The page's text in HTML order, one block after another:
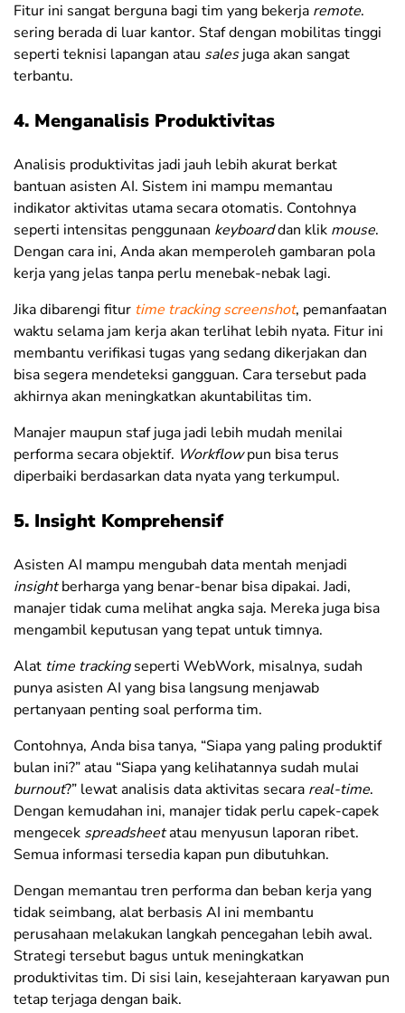
Fitur ini sangat berguna bagi tim yang bekerja remote.
sering berada di luar kantor. Staf dengan mobilitas tinggi
seperti teknisi lapangan atau salesjuga akan sangat
terbantu.
4. Menganalisis Produktivitas
Analisis produktivitas jadi jauh lebih akurat berkat
bantuan asisten AI. Sistem ini mampu memantau
indikator aktivitas utama secara otomatis. Contohnya
seperti intensitas penggunaan keyboarddan klik mouse.
Dengan cara ini, Anda akan memperoleh gambaran pola
kerja yang jelas tanpa perlu menebak-nebak lagi.
Jika dibarengi fitur time tracking screenshot, pemanfaatan
waktu selama jam kerja akan terlihat lebih nyata. Fitur ini
membantu verifikasi tugas yang sedang dikerjakan dan
bisa segera mendeteksi gangguan. Cara tersebut pada
akhirnya akan meningkatkan akuntabilitas tim.
Manajer maupun staf juga jadi lebih mudah menilai
performa secara objektif. Workflowpun bisa terus
diperbaiki berdasarkan data nyata yang terkumpul.
5. Insight Komprehensif
Asisten AI mampu mengubah data mentah menjadi
insightberharga yang benar-benar bisa dipakai. Jadi,
manajer tidak cuma melihat angka saja. Mereka juga bisa
mengambil keputusan yang tepat untuk timnya.
Alat time trackingseperti WebWork, misalnya, sudah
punya asisten AI yang bisa langsung menjawab
pertanyaan penting soal performa tim.
Contohnya, Anda bisa tanya, “Siapa yang paling produktif
bulan ini?” atau “Siapa yang kelihatannya sudah mulai
burnout?” lewat analisis data aktivitas secara real-time.
Dengan kemudahan ini, manajer tidak perlu capek-capek
mengecek spreadsheetatau menyusun laporan ribet.
Semua informasi tersedia kapan pun dibutuhkan.
Dengan memantau tren performa dan beban kerja yang
tidak seimbang, alat berbasis AI ini membantu
perusahaan melakukan langkah pencegahan lebih awal.
Strategi tersebut bagus untuk meningkatkan
produktivitas tim. Di sisi lain, kesejahteraan karyawan pun
tetap terjaga dengan baik.